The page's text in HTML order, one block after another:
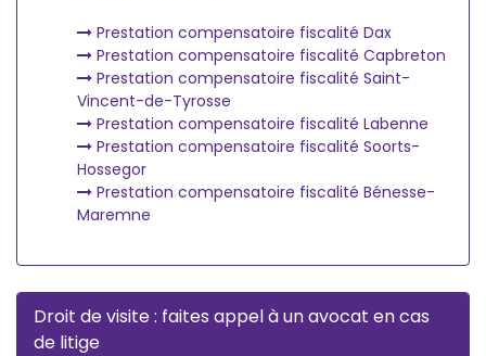
Prestation compensatoire fiscalité Dax
Prestation compensatoire fiscalité Capbreton
Prestation compensatoire fiscalité Saint-
Vincent-de-Tyrosse
Prestation compensatoire fiscalité Labenne
Prestation compensatoire fiscalité Soorts-
Hossegor
Prestation compensatoire fiscalité Bénesse-
Maremne
Droit de visite : faites appel à un avocat en cas
de litige